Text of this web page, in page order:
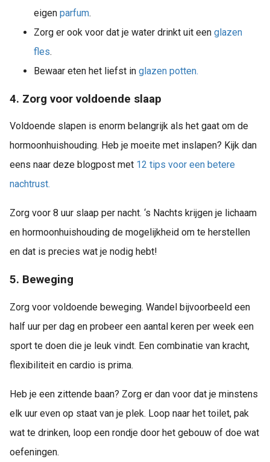
eigen parfum.
Zorg er ook voor dat je water drinkt uit een glazen
fles.
Bewaar eten het liefst in glazen potten.
4. Zorg voor voldoende slaap
Voldoende slapen is enorm belangrijk als het gaat om de
hormoonhuishouding. Heb je moeite met inslapen? Kijk dan
eens naar deze blogpost met 12 tips voor een betere
nachtrust.
Zorg voor 8 uur slaap per nacht. ‘s Nachts krijgen je lichaam
en hormoonhuishouding de mogelijkheid om te herstellen
en dat is precies wat je nodig hebt!
5. Beweging
Zorg voor voldoende beweging. Wandel bijvoorbeeld een
half uur per dag en probeer een aantal keren per week een
sport te doen die je leuk vindt. Een combinatie van kracht,
flexibiliteit en cardio is prima.
Heb je een zittende baan? Zorg er dan voor dat je minstens
elk uur even op staat van je plek. Loop naar het toilet, pak
wat te drinken, loop een rondje door het gebouw of doe wat
oefeningen.